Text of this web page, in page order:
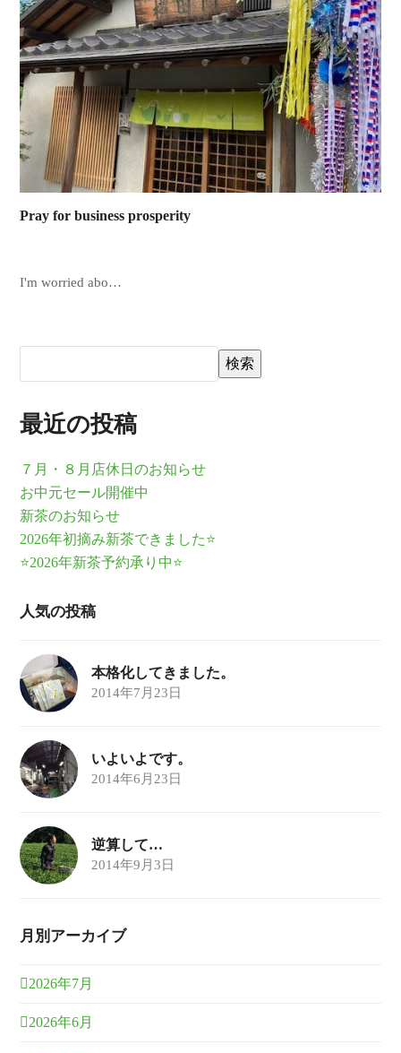
Pray for business prosperity
I'm worried abo…
検索
最近の投稿
７月・８月店休日のお知らせ
お中元セール開催中
新茶のお知らせ
2026年初摘み新茶できました⭐
⭐2026年新茶予約承り中⭐
人気の投稿
本格化してきました。
2014年7月23日
いよいよです。
2014年6月23日
逆算して…
2014年9月3日
月別アーカイブ
2026年7月
2026年6月